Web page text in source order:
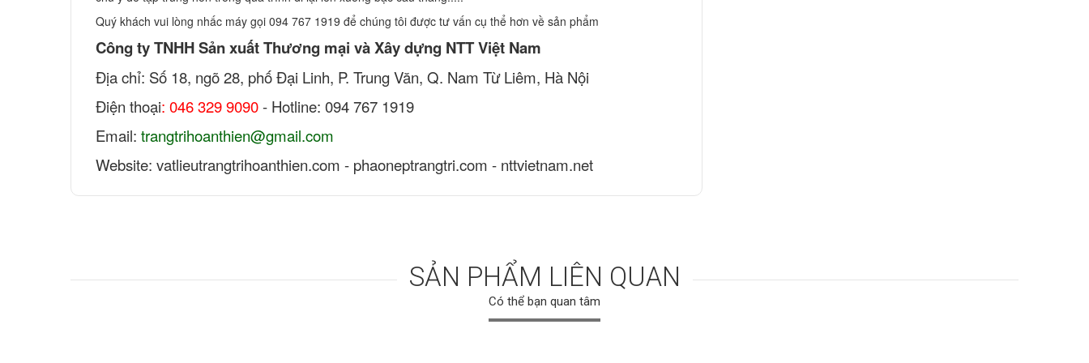
Quý khách vui lòng nhấc máy gọi 094 767 1919 để chúng tôi được tư vấn cụ thể hơn về sản phẩm
Công ty TNHH Sản xuất Thương mại và Xây dựng NTT Việt Nam
Địa chỉ: Số 18, ngõ 28, phố Đại Linh, P. Trung Văn, Q. Nam Từ Liêm, Hà Nội
Điện thoại: 046 329 9090- Hotline: 094 767 1919
Email: trangtrihoanthien@gmail.com
Website: vatlieutrangtrihoanthien.com - phaoneptrangtri.com - nttvietnam.net
SẢN PHẨM LIÊN QUAN
Có thể bạn quan tâm